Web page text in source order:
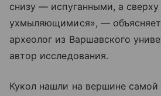
снизу — испуганными, а
ухмыляющимися», —
археолог из Варшавского
автор исследования.
Кукол нашли на вершине